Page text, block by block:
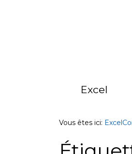
Excel
Vous êtes ici: